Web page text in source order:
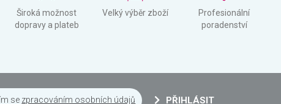
Široká možnost
dopravy a plateb
Velký výběr zboží
Profesionální
poradenství
se zpracováním osobních údajů PŘIHLÁSIT